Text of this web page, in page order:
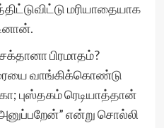
மரியாதையாக
பிரமாதம்?
வாங்கிக்கொண்டு
புஸ்தகம் ரெடியாத்தான்
என்று சொல்லி